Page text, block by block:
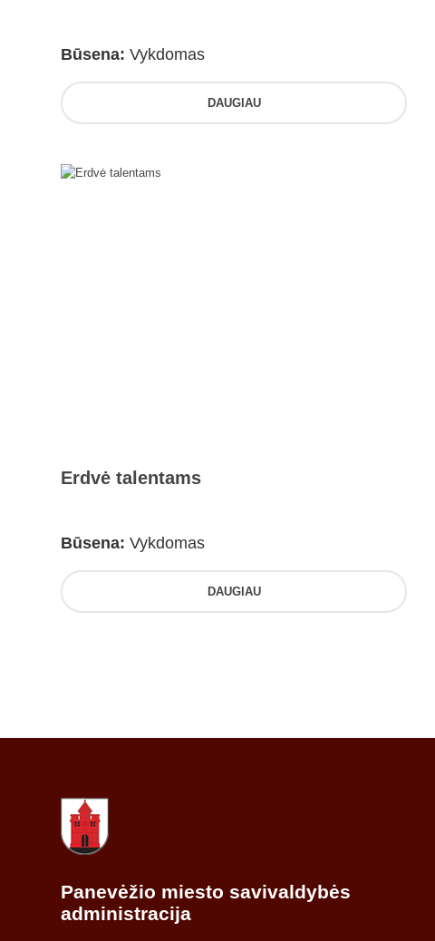
Būsena: Vykdomas
DAUGIAU
Erdvė talentams
Būsena: Vykdomas
DAUGIAU
Panevėžio miesto savivaldybės
administracija